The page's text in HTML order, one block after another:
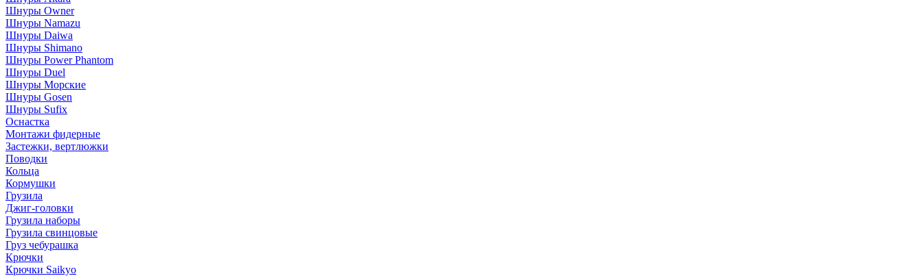
Шнуры Owner
Шнуры Namazu
Шнуры Daiwa
Шнуры Shimano
Шнуры Power Phantom
Шнуры Duel
Шнуры Морские
Шнуры Gosen
Шнуры Sufix
Оснастка
Монтажи фидерные
Застежки, вертлюжки
Поводки
Кольца
Кормушки
Грузила
Джиг-головки
Грузила наборы
Грузила свинцовые
Груз чебурашка
Крючки
Крючки Saikyo